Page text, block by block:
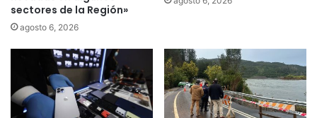
o
q
s
v
i
c
sectores de la Región»
agosto 6, 2026